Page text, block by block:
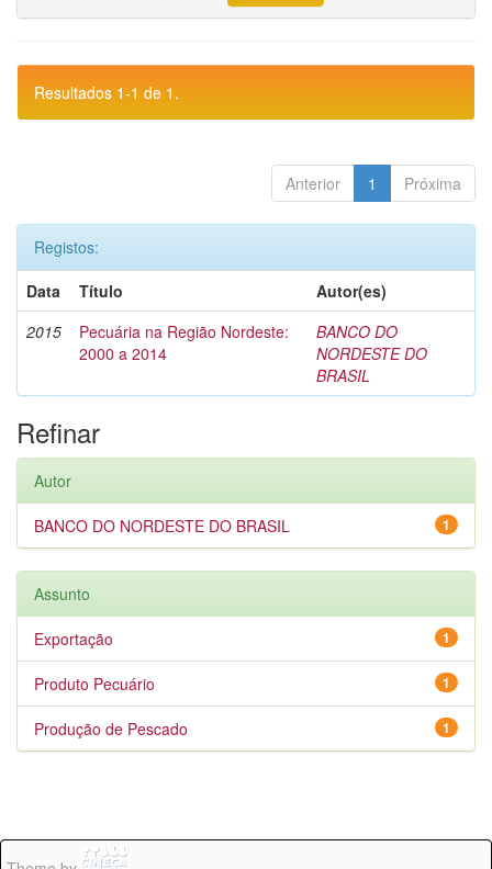
Resultados 1-1 de 1.
Anterior 1 Próxima
Registos:
Data
Título
Autor(es)
2015
Pecuária na Região Nordeste:
2000 a 2014
BANCO DO
NORDESTE DO
BRASIL
Refinar
Autor
1
BANCO DO NORDESTE DO BRASIL
Assunto
1
Exportação
1
Produto Pecuário
1
Produção de Pescado